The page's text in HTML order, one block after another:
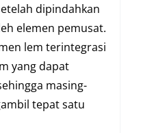
dipindahkan
elemen pemusat.
lem terintegrasi
yang dapat
masing-
tepat satu